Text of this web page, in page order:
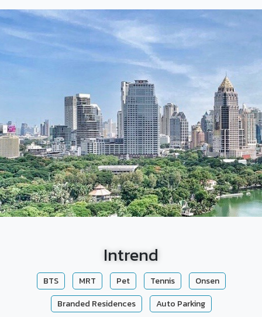
Intrend
BTS MRT Pet Tennis
Onsen
Branded Residences
Auto Parking